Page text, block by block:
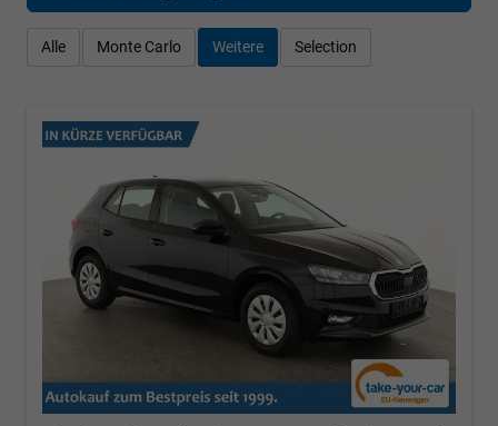
Alle Monte Carlo Weitere Selection